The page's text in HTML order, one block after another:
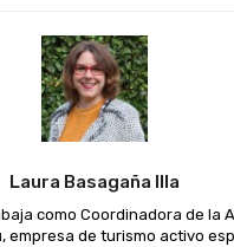
Join
Subscribe to get
Laura Basagaña Illa
como Coordinadora de la
empresa de turismo activo